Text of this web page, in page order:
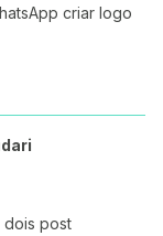
criar logo
post